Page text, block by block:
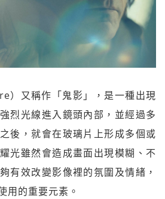
）又稱作「鬼影」，是一種出現
烈光線進入鏡頭內部，並經過多
後，就會在玻璃片上形成多個或
光雖然會造成畫面出現模糊、不
有效改變影像裡的氛圍及情緒，
用的重要元素。